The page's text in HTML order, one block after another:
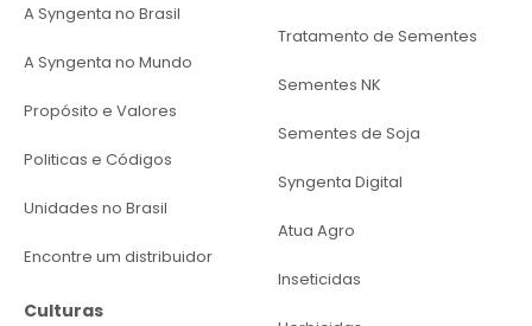
A Syngenta no Brasil
A Syngenta no Mundo
Propósito e Valores
Politicas e Códigos
Unidades no Brasil
Encontre um distribuidor
Culturas
Tratamento de Sementes
Sementes NK
Sementes de Soja
Syngenta Digital
Atua Agro
Inseticidas